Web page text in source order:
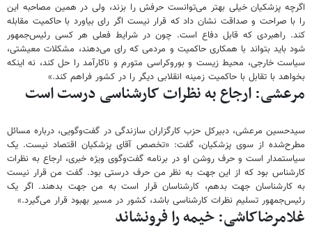
اگرچه پزشکیان خیلی بهتر می‌توانست حرفش را بزند، ولی در همین مصاحبه این
را با صراحت و صداقت نشان داد که قرار نیست اگر رای بیاورد با حاکمیت مقابله
کند. راهبردی که قابل دفاع است. چون در شرایط فعلی هر کسی رئیس‌جمهور
شود باید بتواند با همکاری حاکمیت و مردمی که رای می‌دهند، مشکلات معیشتی،
سیاست خارجی، محیط زیست و بوروکراسی متورم و ناکارآمد را حل کند، نه اینکه
بخواهد با تقابل با حاکمیت زمینه انقلابی دیگر را در کشور فراهم کند.»
مرعشی: ارجاع به نظرات کارشناسی درست است
سیدحسین مرعشی، دبیرکل حزب کارگزاران سازندگی در گفت‌وگویی، درباره مسائل
مطرح‌شده از سوی پزشکیان، گفت: «تخصص آقای پزشکیان اقتصاد نیست. یک
سیاستمدار است و حرف روشن او در برنامه گفت‌وگوی ویژه خبری، ارجاع به نظرات
کارشناس بود که از این جهت به نظر من حرف درستی بود. گفت من قرار نیست
به کارشناسان جهت بدهم، کارشناسان قرار است به من جهت بدهند. اگر یک
رئیس‌جمهور تسلیم نظرات کارشناسی باشد، کشور در مسیر بهبود قرار می‌گیرد.»
غلامرضاکاشی: خیمه را فرونشاند